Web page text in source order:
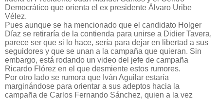
Democrático que orienta el ex presidente Álvaro Uribe
Vélez.
Pues aunque se ha mencionado que el candidato Holger
Díaz se retiraría de la contienda para unirse a Didier Tavera,
parece ser que si lo hace, sería para dejar en libertad a sus
seguidores y que se unan a la campaña que quieran. Sin
embargo, está rodando un video del jefe de campaña
Ricardo Flórez en el que desmiente estos rumores.
Por otro lado se rumora que Iván Aguilar estaría
marginándose para orientar a sus adeptos hacia la
campaña de Carlos Fernando Sánchez, quien a la vez